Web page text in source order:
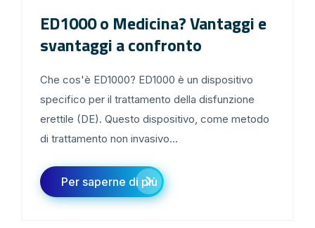
ED1000 o Medicina? Vantaggi e
svantaggi a confronto
Che cos'è ED1000? ED1000 è un dispositivo
specifico per il trattamento della disfunzione
erettile (DE). Questo dispositivo, come metodo
di trattamento non invasivo...
Per saperne di più